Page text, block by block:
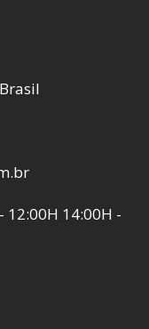
12:00H 14:00H -